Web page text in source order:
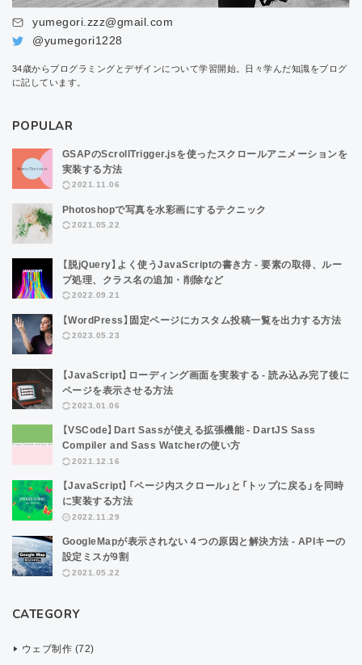
yumegori.zzz@gmail.com
@yumegori1228
34歳からプログラミングとデザインについて学習開始。日々学んだ知識をブログ
に記しています。
POPULAR
GSAPのScrollTrigger.jsを使ったスクロールアニメーションを
実装する方法
2021.11.06
Photoshopで写真を水彩画にするテクニック
2021.05.22
【脱jQuery】よく使うJavaScriptの書き方 - 要素の取得、ルー
プ処理、クラス名の追加・削除など
2022.09.21
【WordPress】固定ページにカスタム投稿一覧を出力する方法
2023.05.23
【JavaScript】ローディング画面を実装する - 読み込み完了後に
ページを表示させる方法
2023.01.06
【VSCode】Dart Sassが使える拡張機能 - DartJS Sass
Compiler and Sass Watcherの使い方
2021.12.16
【JavaScript】「ページ内スクロール」と「トップに戻る」を同時
に実装する方法
2022.11.29
GoogleMapが表示されない４つの原因と解決方法 - APIキーの
設定ミスが9割
2021.05.22
CATEGORY
ウェブ制作 (72)